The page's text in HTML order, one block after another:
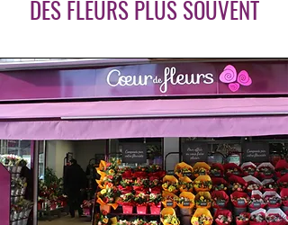
DES FLEURS PLUS SOUVENT